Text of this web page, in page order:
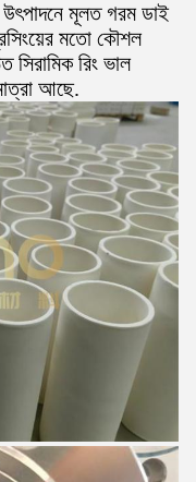
উৎপাদনে মূলত গরম ডাই
মতো কৌশল
রিং ভাল
আছে.